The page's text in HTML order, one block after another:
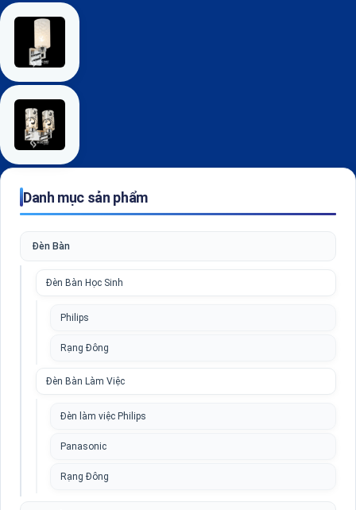
Danh mục sản phẩm
Đèn Bàn
Đèn Bàn Học Sinh
Philips
Rạng Đông
Đèn Bàn Làm Việc
Đèn làm việc Philips
Panasonic
Rạng Đông